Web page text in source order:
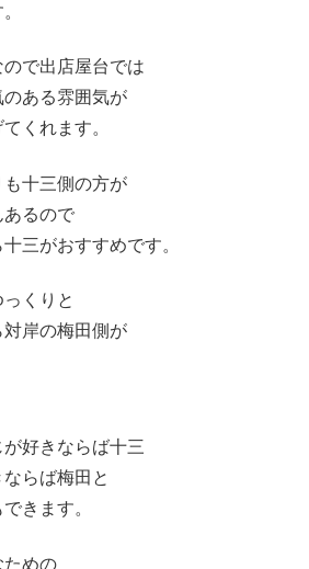
で出店屋台では
ある雰囲気が
くれます。
十三側の方が
あるので
三がおすすめです。
くりと
岸の梅田側が
好きならば十三
らば梅田と
きます。
ための